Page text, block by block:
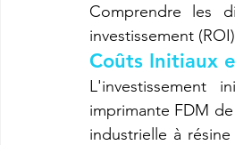
Comprendre les
investissement
Coûts Initiaux
L'investissement
imprimante FDM
industrielle à